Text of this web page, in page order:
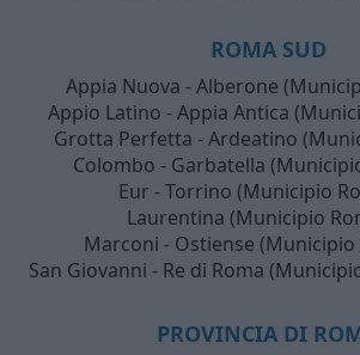
ROMA SUD
Appia Nuova - Alberone
Appio Latino - Appia Antica
Grotta Perfetta - Ardeatino
Colombo - Garbatella
Eur - Torrino (Municipio
Laurentina (Municipio
Marconi - Ostiense (Municipio
San Giovanni - Re di Roma
PROVINCIA DI